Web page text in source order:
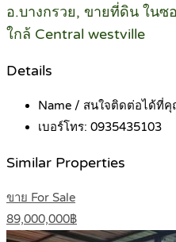
อ.บางกรวย, ขายที่ดิน ในซ
ใกล้ Central westville
Details
Name / สนใจติดต่อได้ที่
เบอร์โทร: 0935435103
Similar Properties
ขาย For Sale
89,000,000฿